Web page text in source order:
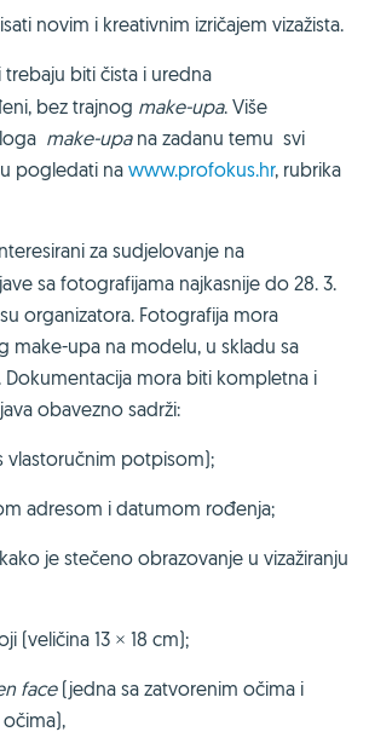
novim i kreativnim izričajem vizažista.
biti čista i uredna
bez trajnog make-upa. Više
make-upana zadanu temu svi
pogledati nawww.profokus.hr, rubrika
za sudjelovanje na
sa fotografijama najkasnije do 28. 3.
organizatora. Fotografija mora
make-upa na modelu, u skladu sa
mora biti kompletna i
obavezno sadrži:
vlastoručnim potpisom);
adresom i datumom rođenja;
je stečeno obrazovanje u vizažiranju
(veličina 13 × 18 cm);
face(jedna sa zatvorenim očima i